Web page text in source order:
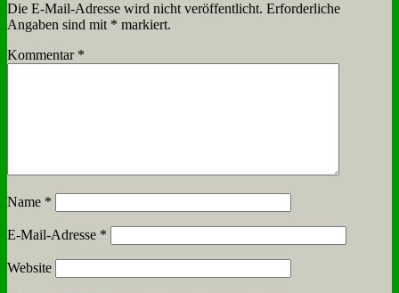
Die E-Mail-Adresse wird nicht veröffentlicht. Erforderliche
Angaben sind mit * markiert.
Kommentar *
Name *
E-Mail-Adresse *
Website